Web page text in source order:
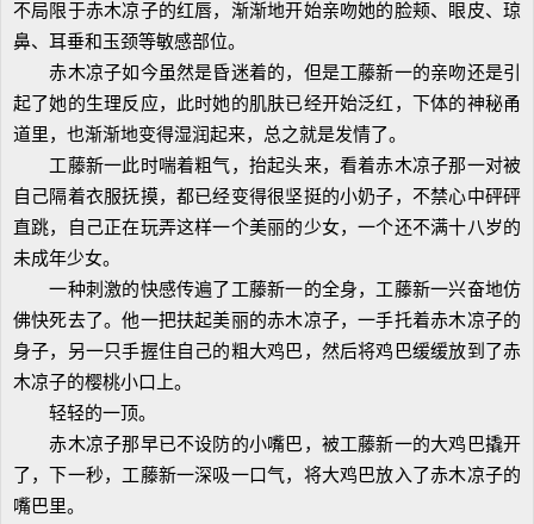
不局限于赤木凉子的红唇，渐渐地开始亲吻她的脸颊、眼皮、琼
鼻、耳垂和玉颈等敏感部位。
赤木凉子如今虽然是昏迷着的，但是工藤新一的亲吻还是引
起了她的生理反应，此时她的肌肤已经开始泛红，下体的神秘甬
道里，也渐渐地变得湿润起来，总之就是发情了。
工藤新一此时喘着粗气，抬起头来，看着赤木凉子那一对被
自己隔着衣服抚摸，都已经变得很坚挺的小奶子，不禁心中砰砰
直跳，自己正在玩弄这样一个美丽的少女，一个还不满十八岁的
未成年少女。
一种刺激的快感传遍了工藤新一的全身，工藤新一兴奋地仿
佛快死去了。他一把扶起美丽的赤木凉子，一手托着赤木凉子的
身子，另一只手握住自己的粗大鸡巴，然后将鸡巴缓缓放到了赤
木凉子的樱桃小口上。
轻轻的一顶。
赤木凉子那早已不设防的小嘴巴，被工藤新一的大鸡巴撬开
了，下一秒，工藤新一深吸一口气，将大鸡巴放入了赤木凉子的
嘴巴里。